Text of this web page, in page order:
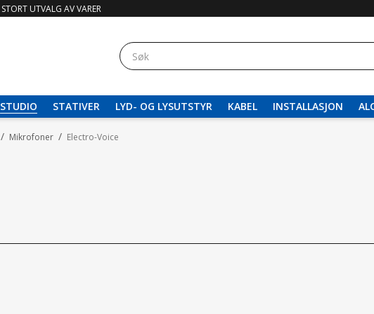
STORT UTVALG AV VARER
STUDIO STATIVER LYD- OG LYSUTSTYR KABEL INSTALLASJON
/ /
Mikrofoner Electro-Voice